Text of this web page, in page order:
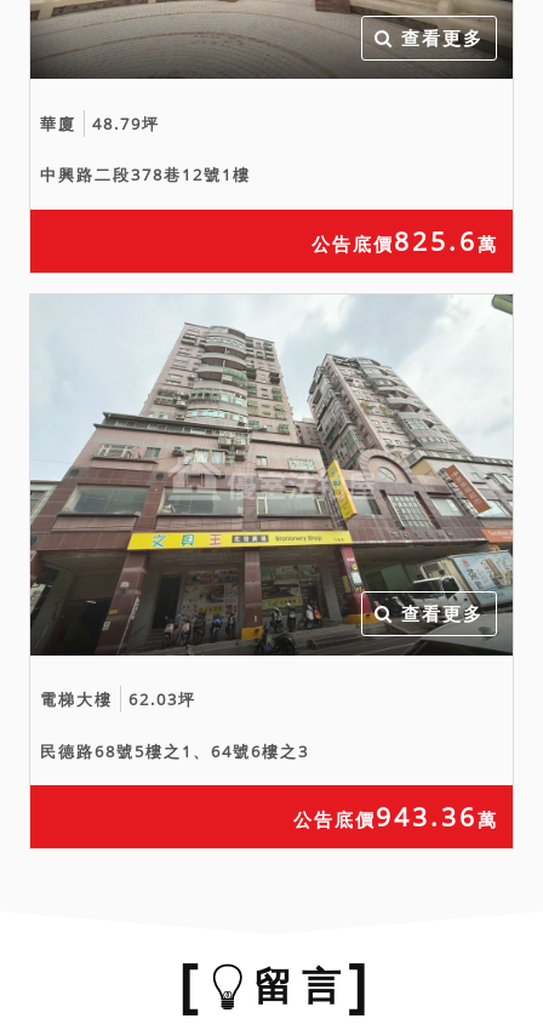
建物內有非自然死亡或其他
足以影響交易之特殊情事等
項，於使用情形欄載明，如
後，尚未發現有上開影響交
易價格之情形。惟鑑於司法
資源有限，縱經法院以通常
方式予以調查，仍難保證絕
無上情，此部分請投標人斟
酌注意，於應買前或投標前
應自行向鄰里或相關機關查
訪探詢併審慎考量後再行應
買或投標。拍定後均不得以
此為由聲請減少價金或撤銷
拍定。
八、本建物究竟有無附設停
車位，法院不作實體認定，
亦不負擔保責任，應買人應
自行查明，縱有停車位亦因
之內，應買人不得以此爭執
請求撤銷拍賣。
九、拍定人(承受人)應承擔不
動產拍定(承受)日至權利移轉
查看更多
華廈 48.79坪
中興路二段378巷12號1樓
公告底價825.6萬
查看更多
電梯大樓 62.03坪
民德路68號5樓之1、64號6樓之3
公告底價943.36萬
留 言